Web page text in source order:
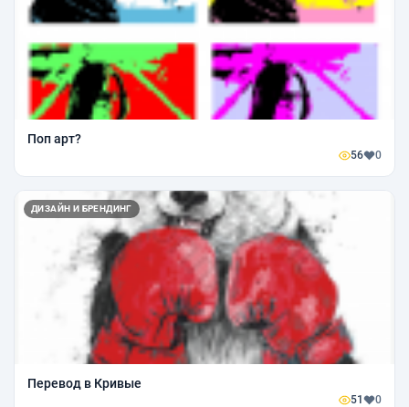
Поп арт?
56 0
ДИЗАЙН И БРЕНДИНГ
Перевод в Кривые
51 0